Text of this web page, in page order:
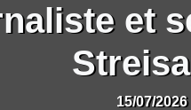
et
15/07/2026